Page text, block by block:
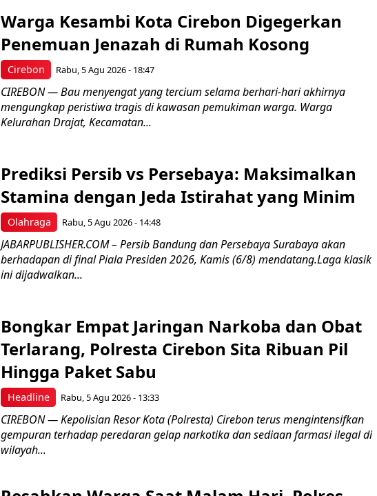
Cirebon
Warga Kesambi Kota Cirebon Digegerkan
Penemuan Jenazah di Rumah Kosong
Rabu, 5 Agu 2026 - 18:47
CIREBON — Bau menyengat yang tercium selama berhari-hari akhirnya
mengungkap peristiwa tragis di kawasan pemukiman warga. Warga
Kelurahan Drajat, Kecamatan...
Olahraga
Prediksi Persib vs Persebaya: Maksimalkan
Stamina dengan Jeda Istirahat yang Minim
Rabu, 5 Agu 2026 - 14:48
JABARPUBLISHER.COM – Persib Bandung dan Persebaya Surabaya akan
berhadapan di final Piala Presiden 2026, Kamis (6/8) mendatang.Laga klasik
ini dijadwalkan...
Headline
Bongkar Empat Jaringan Narkoba dan Obat
Terlarang, Polresta Cirebon Sita Ribuan Pil
Hingga Paket Sabu
Rabu, 5 Agu 2026 - 13:33
​CIREBON — Kepolisian Resor Kota (Polresta) Cirebon terus mengintensifkan
gempuran terhadap peredaran gelap narkotika dan sediaan farmasi ilegal di
wilayah...